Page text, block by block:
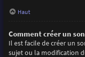
Haut
Comment créer un
Il est facile de créer un
sujet ou la modification